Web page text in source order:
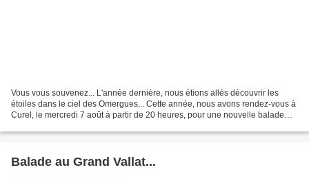
Vous vous souvenez... L'année dernière, nous étions allés découvrir les
étoiles dans le ciel des Omergues... Cette année, nous avons rendez-vous à
Curel, le mercredi 7 août à partir de 20 heures, pour une nouvelle balade
Balade au Grand Vallat...